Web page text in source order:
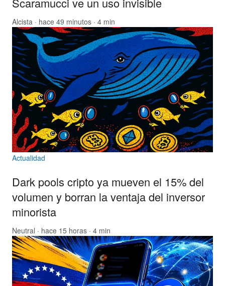
Alcista · hace 49 minutos · 4 min
Actualidad
Dark pools cripto ya mueven el 15% del
volumen y borran la ventaja del inversor
minorista
Neutral · hace 15 horas · 4 min